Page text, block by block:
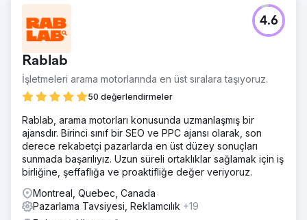
Rablab
İşletmeleri arama motorlarında en üst sıralara taşıyoruz.
50 değerlendirmeler
4.6
Rablab, arama motorları konusunda uzmanlaşmış bir
ajansdır. Birinci sınıf bir SEO ve PPC ajansı olarak, son
derece rekabetçi pazarlarda en üst düzey sonuçları
sunmada başarılıyız. Uzun süreli ortaklıklar sağlamak için iş
birliğine, şeffaflığa ve proaktifliğe değer veriyoruz.
Montreal, Quebec, Canada
Pazarlama Tavsiyesi, Reklamcılık +19